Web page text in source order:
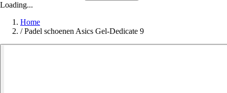
Loading...
Home
/ Padel schoenen Asics Gel-Dedicate 9